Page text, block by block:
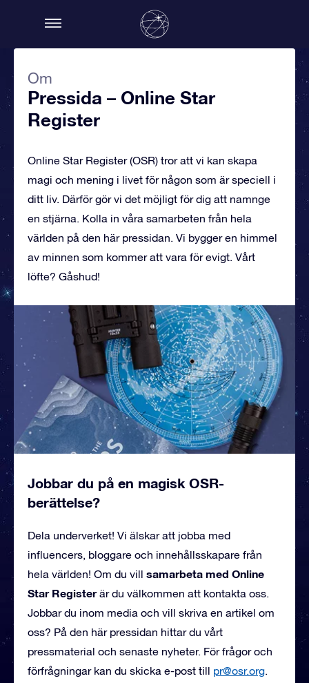
Om
Pressida – Online Star
Register
Online Star Register (OSR) tror att vi kan skapa
magi och mening i livet för någon som är speciell i
ditt liv. Därför gör vi det möjligt för dig att namnge
en stjärna. Kolla in våra samarbeten från hela
världen på den här pressidan. Vi bygger en himmel
av minnen som kommer att vara för evigt. Vårt
löfte? Gåshud!
Jobbar du på en magisk OSR-
berättelse?
Dela underverket! Vi älskar att jobba med
influencers, bloggare och innehållsskapare från
hela världen! Om du vill samarbeta med Online
Star Registerär du välkommen att kontakta oss.
Jobbar du inom media och vill skriva en artikel om
oss? På den här pressidan hittar du vårt
pressmaterial och senaste nyheter. För frågor och
förfrågningar kan du skicka e-post till pr@osr.org.